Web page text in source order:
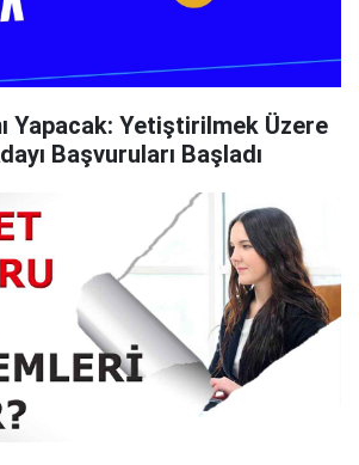
Yapacak: Yetiştirilmek Üzere
Başvuruları Başladı